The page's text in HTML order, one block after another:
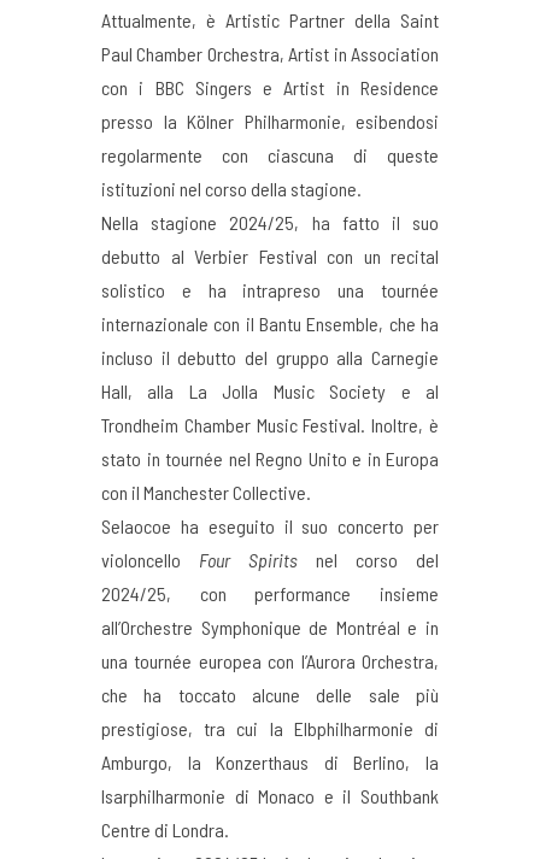
Attualmente, è Artistic Partner della Saint
Paul Chamber Orchestra, Artist in Association
con i BBC Singers e Artist in Residence
presso la Kölner Philharmonie, esibendosi
regolarmente con ciascuna di queste
istituzioni nel corso della stagione.
Nella stagione 2024/25, ha fatto il suo
debutto al Verbier Festival con un recital
solistico e ha intrapreso una tournée
internazionale con il Bantu Ensemble, che ha
incluso il debutto del gruppo alla Carnegie
Hall, alla La Jolla Music Society e al
Trondheim Chamber Music Festival. Inoltre, è
stato in tournée nel Regno Unito e in Europa
con il Manchester Collective.
Selaocoe ha eseguito il suo concerto per
violoncello Four Spirits nel corso del
2024/25, con performance insieme
all’Orchestre Symphonique de Montréal e in
una tournée europea con l’Aurora Orchestra,
che ha toccato alcune delle sale più
prestigiose, tra cui la Elbphilharmonie di
Amburgo, la Konzerthaus di Berlino, la
Isarphilharmonie di Monaco e il Southbank
Centre di Londra.